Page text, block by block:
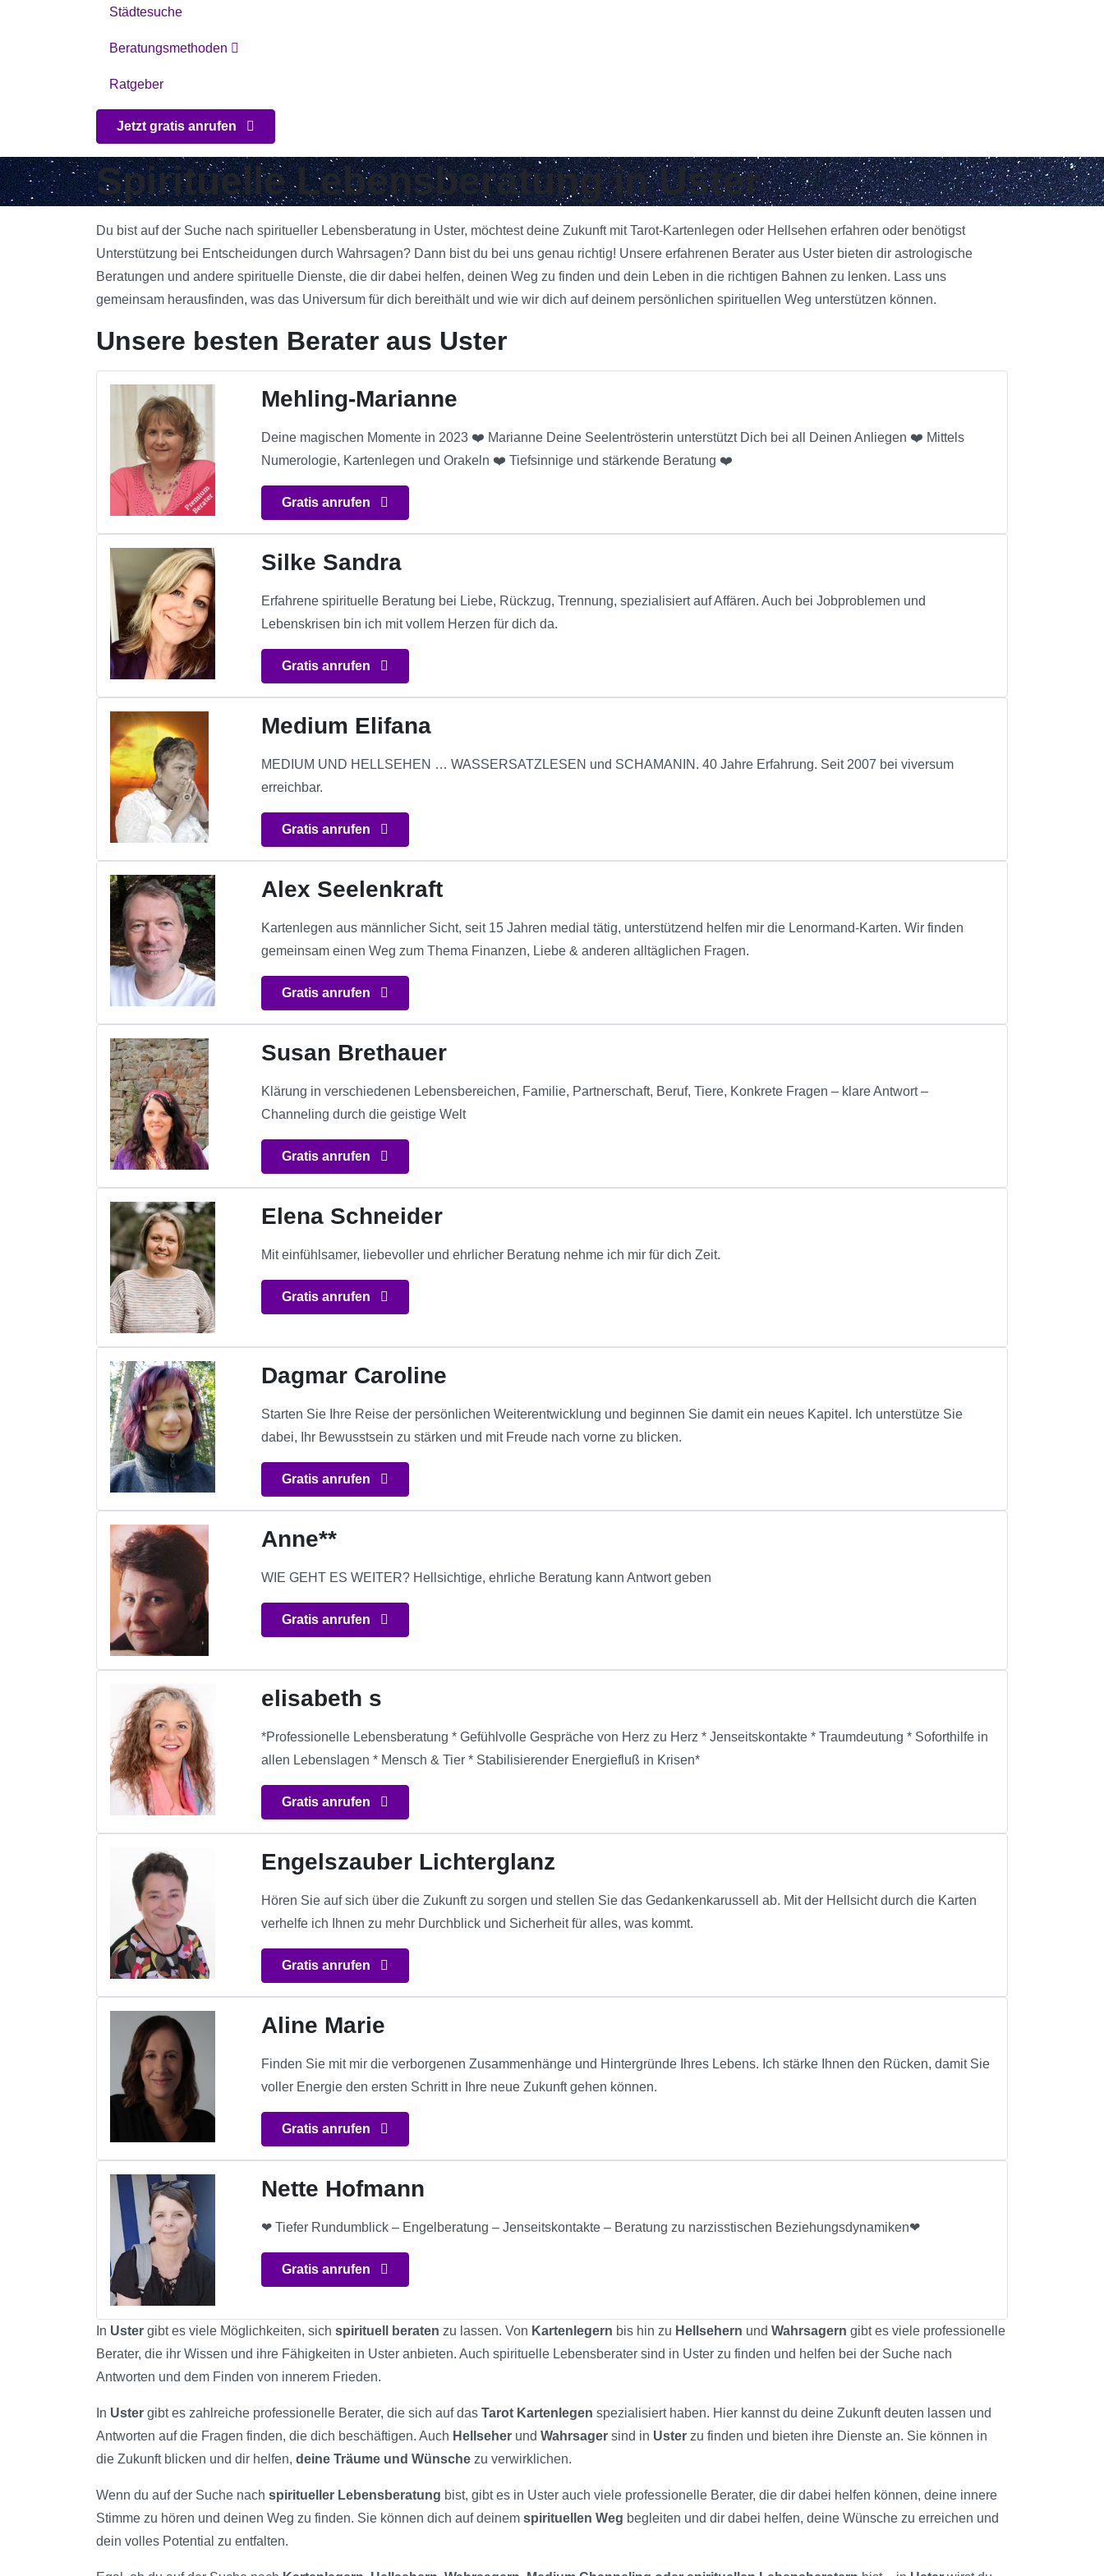
Städtesuche
Beratungsmethoden
Ratgeber
Jetzt gratis anrufen
Spirituelle Lebensberatung in Uster
Du bist auf der Suche nach spiritueller Lebensberatung in Uster, möchtest deine Zukunft mit Tarot-Kartenlegen oder Hellsehen erfahren oder benötigst
Unterstützung bei Entscheidungen durch Wahrsagen? Dann bist du bei uns genau richtig! Unsere erfahrenen Berater aus Uster bieten dir astrologische
Beratungen und andere spirituelle Dienste, die dir dabei helfen, deinen Weg zu finden und dein Leben in die richtigen Bahnen zu lenken. Lass uns
gemeinsam herausfinden, was das Universum für dich bereithält und wie wir dich auf deinem persönlichen spirituellen Weg unterstützen können.
Unsere besten Berater aus Uster
Mehling-Marianne
Deine magischen Momente in 2023 ❤️ Marianne Deine Seelentrösterin unterstützt Dich bei all Deinen Anliegen ❤️ Mittels
Numerologie, Kartenlegen und Orakeln ❤️ Tiefsinnige und stärkende Beratung ❤️
Gratis anrufen
Silke Sandra
Erfahrene spirituelle Beratung bei Liebe, Rückzug, Trennung, spezialisiert auf Affären. Auch bei Jobproblemen und
Lebenskrisen bin ich mit vollem Herzen für dich da.
Gratis anrufen
Medium Elifana
MEDIUM UND HELLSEHEN … WASSERSATZLESEN und SCHAMANIN. 40 Jahre Erfahrung. Seit 2007 bei viversum
erreichbar.
Gratis anrufen
Alex Seelenkraft
Kartenlegen aus männlicher Sicht, seit 15 Jahren medial tätig, unterstützend helfen mir die Lenormand-Karten. Wir finden
gemeinsam einen Weg zum Thema Finanzen, Liebe & anderen alltäglichen Fragen.
Gratis anrufen
Susan Brethauer
Klärung in verschiedenen Lebensbereichen, Familie, Partnerschaft, Beruf, Tiere, Konkrete Fragen – klare Antwort –
Channeling durch die geistige Welt
Gratis anrufen
Elena Schneider
Mit einfühlsamer, liebevoller und ehrlicher Beratung nehme ich mir für dich Zeit.
Gratis anrufen
Dagmar Caroline
Starten Sie Ihre Reise der persönlichen Weiterentwicklung und beginnen Sie damit ein neues Kapitel. Ich unterstütze Sie
dabei, Ihr Bewusstsein zu stärken und mit Freude nach vorne zu blicken.
Gratis anrufen
Anne**
WIE GEHT ES WEITER? Hellsichtige, ehrliche Beratung kann Antwort geben
Gratis anrufen
elisabeth s
*Professionelle Lebensberatung * Gefühlvolle Gespräche von Herz zu Herz * Jenseitskontakte * Traumdeutung * Soforthilfe in
allen Lebenslagen * Mensch & Tier * Stabilisierender Energiefluß in Krisen*
Gratis anrufen
Engelszauber Lichterglanz
Hören Sie auf sich über die Zukunft zu sorgen und stellen Sie das Gedankenkarussell ab. Mit der Hellsicht durch die Karten
verhelfe ich Ihnen zu mehr Durchblick und Sicherheit für alles, was kommt.
Gratis anrufen
Aline Marie
Finden Sie mit mir die verborgenen Zusammenhänge und Hintergründe Ihres Lebens. Ich stärke Ihnen den Rücken, damit Sie
voller Energie den ersten Schritt in Ihre neue Zukunft gehen können.
Gratis anrufen
Nette Hofmann
❤ Tiefer Rundumblick – Engelberatung – Jenseitskontakte – Beratung zu narzisstischen Beziehungsdynamiken❤
Gratis anrufen
In Uster gibt es viele Möglichkeiten, sich spirituell beraten zu lassen. Von Kartenlegern bis hin zu Hellsehern und Wahrsagern gibt es viele professionelle
Berater, die ihr Wissen und ihre Fähigkeiten in Uster anbieten. Auch spirituelle Lebensberater sind in Uster zu finden und helfen bei der Suche nach
Antworten und dem Finden von innerem Frieden.
In Uster gibt es zahlreiche professionelle Berater, die sich auf das Tarot Kartenlegen spezialisiert haben. Hier kannst du deine Zukunft deuten lassen und
Antworten auf die Fragen finden, die dich beschäftigen. Auch Hellseher und Wahrsager sind in Uster zu finden und bieten ihre Dienste an. Sie können in
die Zukunft blicken und dir helfen, deine Träume und Wünsche zu verwirklichen.
Wenn du auf der Suche nach spiritueller Lebensberatung bist, gibt es in Uster auch viele professionelle Berater, die dir dabei helfen können, deine innere
Stimme zu hören und deinen Weg zu finden. Sie können dich auf deinem spirituellen Weg begleiten und dir dabei helfen, deine Wünsche zu erreichen und
dein volles Potential zu entfalten.